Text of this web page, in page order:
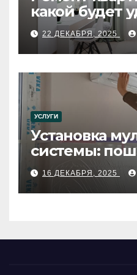
какой будет
22 ДЕКАБРЯ, 2025
УСЛУГИ
Установка
системы:
руководство
16 ДЕКАБРЯ, 2025